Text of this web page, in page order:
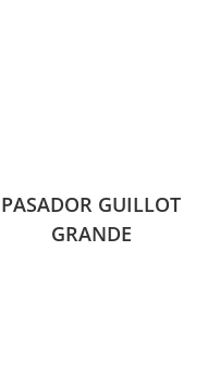
PASADOR GUILLOT
GRANDE